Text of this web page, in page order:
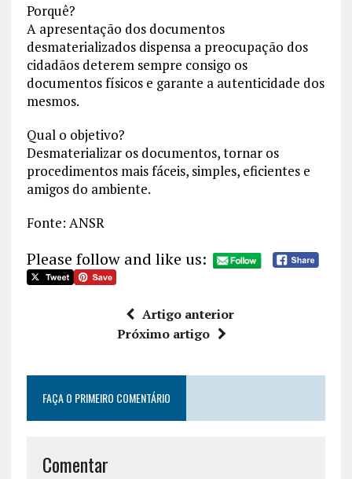
Porquê?
A apresentação dos documentos
desmaterializados dispensa a preocupação dos
cidadãos deterem sempre consigo os
documentos físicos e garante a autenticidade dos
mesmos.
Qual o objetivo?
Desmaterializar os documentos, tornar os
procedimentos mais fáceis, simples, eficientes e
amigos do ambiente.
Fonte: ANSR
Please follow and like us:
Artigo anterior
Próximo artigo
FAÇA O PRIMEIRO COMENTÁRIO
Comentar